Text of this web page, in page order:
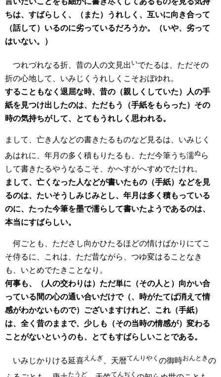
ちは、すばらしく、（また）うれしく、互いに向き合って
（話して）いるのに劣っているだろうか。（いや、劣って
はいない。）
つれづれなる折、昔の人の文見出 いでたるは、ただその
折の心地して、いみじくうれしくこそおぼゆれ。
することもなく退屈な時、昔の（親しくしていた）人の手
紙を見つけ出したのは、ただもう（手紙をもらった）その
時の気持ちがして、とてもうれしく思われる。
まして、亡き人などの書きたるものなど見るは、いみじく
あはれに、年月の多く積もりたるも、ただ今筆うち濡ぬ ら
して書きたるやうなるこそ、かへすがへすめでたけれ。
まして、亡くなった人などが書いたもの（手紙）などを見
るのは、たいそうしみじみとし、年月は多く積もっている
のに、たった今筆を墨で濡らして書いたようであるのは、
本当にすばらしい。
何ごとも、たださし向かひたるほどの情けばかりにてこ
そ侍るに、これは、ただ昔ながら、つゆ変はることなき
も、いとめでたきことなり。
何事も、（人の交わりは）ただ単に（その人と）向かい合
っている間の心の通い合いだけで（、時がたてば消えて情
感がわかないもので）ございますけれど、これ（手紙）
は、全く昔のままで、少しも（その当時の情感が）変わる
ことがないというのも、とてもすばらしいことである。
いみじかりける延喜えんぎ、天暦てんりやく の御時おんとき の
たうど てんぢく